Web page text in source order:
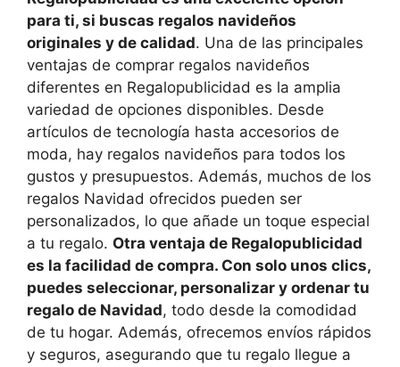
para ti, si buscas regalos navideños
originales y de calidad. Una de las principales
ventajas de comprar regalos navideños
diferentes en Regalopublicidad es la amplia
variedad de opciones disponibles. Desde
artículos de tecnología hasta accesorios de
moda, hay regalos navideños para todos los
gustos y presupuestos. Además, muchos de los
regalos Navidad ofrecidos pueden ser
personalizados, lo que añade un toque especial
a tu regalo. Otra ventaja de Regalopublicidad
es la facilidad de compra. Con solo unos clics,
puedes seleccionar, personalizar y ordenar tu
regalo de Navidad, todo desde la comodidad
de tu hogar. Además, ofrecemos envíos rápidos
y seguros, asegurando que tu regalo llegue a